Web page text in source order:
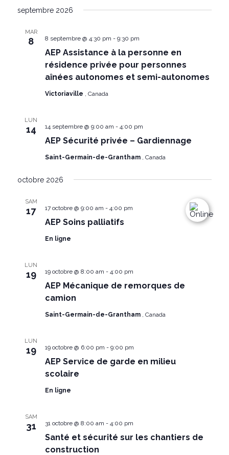
septembre 2026
MAR
8
AEP Assistance à la personne en
résidence privée pour personnes
aînées autonomes et semi-autonomes
8 septembre @ 4:30 pm - 9:30 pm
Victoriaville , Canada
LUN
14
AEP Sécurité privée – Gardiennage
14 septembre @ 9:00 am - 4:00 pm
Saint-Germain-de-Grantham , Canada
octobre 2026
SAM
17
AEP Soins palliatifs
17 octobre @ 9:00 am - 4:00 pm
En ligne
LUN
19
AEP Mécanique de remorques de
camion
19 octobre @ 8:00 am - 4:00 pm
Saint-Germain-de-Grantham , Canada
LUN
19
AEP Service de garde en milieu
scolaire
19 octobre @ 6:00 pm - 9:00 pm
En ligne
SAM
31
Santé et sécurité sur les chantiers de
construction
31 octobre @ 8:00 am - 4:00 pm